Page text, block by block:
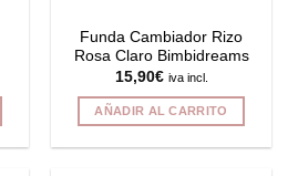
Funda Cambiador Rizo
Rosa Claro Bimbidreams
15,90€ iva incl.
AÑADIR AL CARRITO